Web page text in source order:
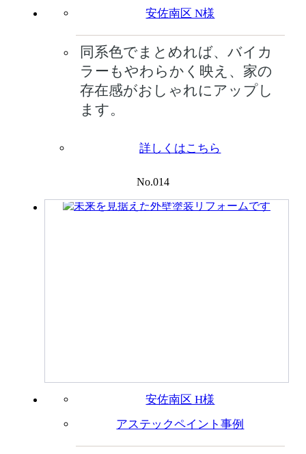
安佐南区 N様
同系色でまとめれば、バイカ
ラーもやわらかく映え、家の
存在感がおしゃれにアップし
ます。
詳しくはこちら
No.014
安佐南区 H様
アステックペイント事例